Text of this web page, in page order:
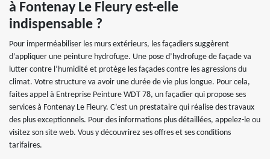
à Fontenay Le Fleury est-elle
indispensable ?
Pour imperméabiliser les murs extérieurs, les façadiers suggèrent
d’appliquer une peinture hydrofuge. Une pose d’hydrofuge de façade va
lutter contre l’humidité et protège les façades contre les agressions du
climat. Votre structure va avoir une durée de vie plus longue. Pour cela,
faites appel à Entreprise Peinture WDT 78, un façadier qui propose ses
services à Fontenay Le Fleury. C’est un prestataire qui réalise des travaux
des plus exceptionnels. Pour des informations plus détaillées, appelez-le ou
visitez son site web. Vous y découvrirez ses offres et ses conditions
tarifaires.